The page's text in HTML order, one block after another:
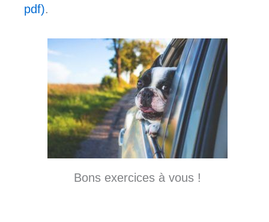
pdf).
Bons exercices à vous !